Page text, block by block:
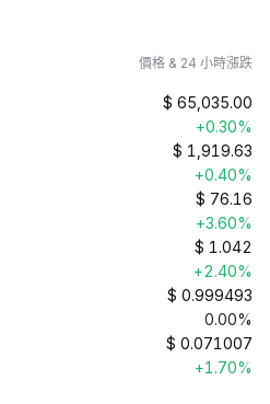
價格 & 24 小時漲跌
$ 65,035.00
+0.30%
$ 1,919.63
+0.40%
$ 76.16
+3.60%
$ 1.042
+2.40%
$ 0.999493
0.00%
$ 0.071007
+1.70%